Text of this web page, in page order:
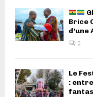
Brice
0
Le
: